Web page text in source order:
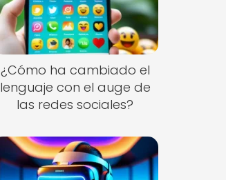
¿Cómo ha cambiado el
lenguaje con el auge de
las redes sociales?